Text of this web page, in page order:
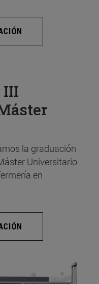
III
la graduación
Universitario
en